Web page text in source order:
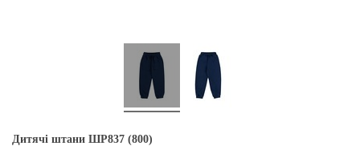
Дитячі штани ШР837 (800)